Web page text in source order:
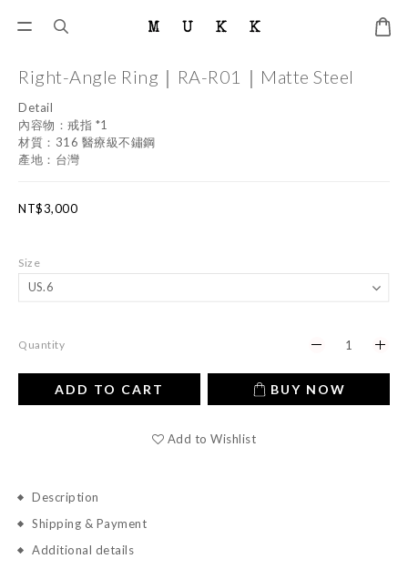
Right-Angle Ring｜RA-R01｜Matte Steel
Detail
內容物：戒指 *1
材質：316 醫療級不鏽鋼
產地：台灣
NT$3,000
Size
Quantity
ADD TO CART BUY NOW
Add to Wishlist
Description
Shipping & Payment
Additional details